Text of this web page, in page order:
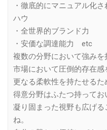
・徹底的にマニュアル化
ハウ
・全世界的ブランド力
・安価な調達能力 etc
複数の分野において強みを
市場において圧倒的存在感
更なる柔軟性を持たせるた
得意分野はふたつ持ってお
凝り固まった視野も広げ
ね。